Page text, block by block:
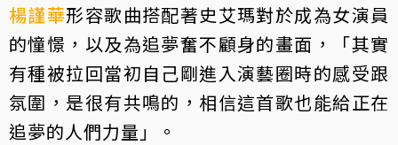
楊謹華形容歌曲搭配著史艾瑪對於成為女演員
的憧憬，以及為追夢奮不顧身的畫面，「其實
有種被拉回當初自己剛進入演藝圈時的感受跟
氛圍，是很有共鳴的，相信這首歌也能給正在
追夢的人們力量」。